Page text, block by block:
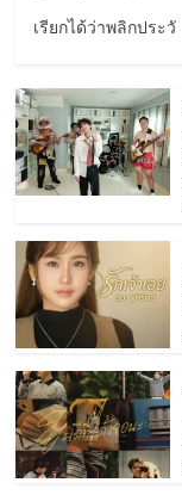
เรียกได้ว่าพลิกประวั